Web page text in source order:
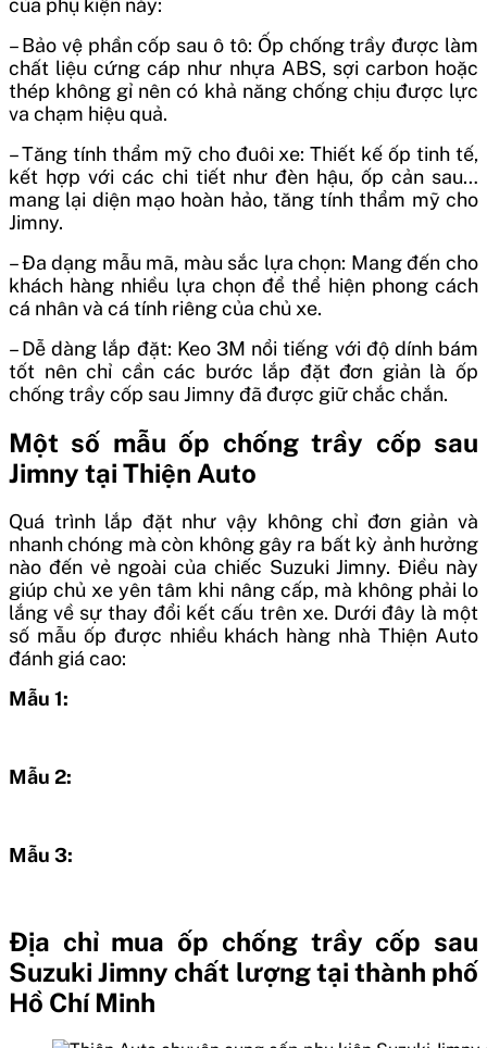
của phụ kiện này:
– Bảo vệ phần cốp sau ô tô: Ốp chống trầy được làm
chất liệu cứng cáp như nhựa ABS, sợi carbon hoặc
thép không gỉ nên có khả năng chống chịu được lực
va chạm hiệu quả.
– Tăng tính thẩm mỹ cho đuôi xe: Thiết kế ốp tinh tế,
kết hợp với các chi tiết như đèn hậu, ốp cản sau…
mang lại diện mạo hoàn hảo, tăng tính thẩm mỹ cho
Jimny.
– Đa dạng mẫu mã, màu sắc lựa chọn: Mang đến cho
khách hàng nhiều lựa chọn để thể hiện phong cách
cá nhân và cá tính riêng của chủ xe.
– Dễ dàng lắp đặt: Keo 3M nổi tiếng với độ dính bám
tốt nên chỉ cần các bước lắp đặt đơn giản là ốp
chống trầy cốp sau Jimny đã được giữ chắc chắn.
Một số mẫu ốp chống trầy cốp sau
Jimny tại Thiện Auto
Quá trình lắp đặt như vậy không chỉ đơn giản và
nhanh chóng mà còn không gây ra bất kỳ ảnh hưởng
nào đến vẻ ngoài của chiếc Suzuki Jimny. Điều này
giúp chủ xe yên tâm khi nâng cấp, mà không phải lo
lắng về sự thay đổi kết cấu trên xe. Dưới đây là một
số mẫu ốp được nhiều khách hàng nhà Thiện Auto
đánh giá cao:
Mẫu 1:
Mẫu 2:
Mẫu 3:
Địa chỉ mua ốp chống trầy cốp sau
Suzuki Jimny chất lượng tại thành phố
Hồ Chí Minh